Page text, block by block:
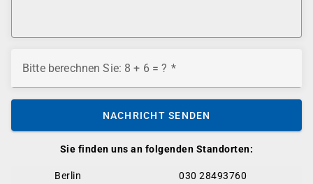
Sie finden uns an folgenden Standorten:
Berlin
030 28493760
Bitte berechnen Sie: 8 + 6 = ?
NACHRICHT SENDEN